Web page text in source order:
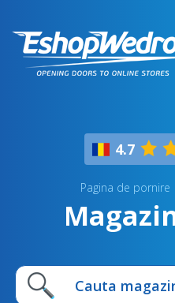
4.7
Pagina de pornire